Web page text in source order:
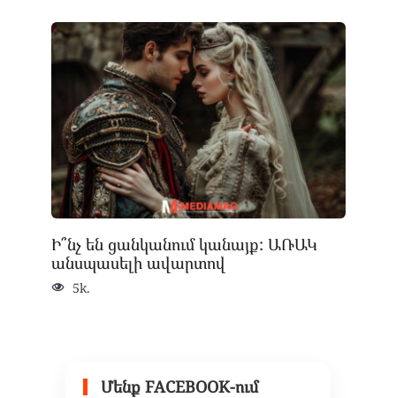
Ի՞նչ են ցանկանում կանայք: ԱՌԱԿ
անսպասելի ավարտով
5k.
Մենք FACEBOOK-ում